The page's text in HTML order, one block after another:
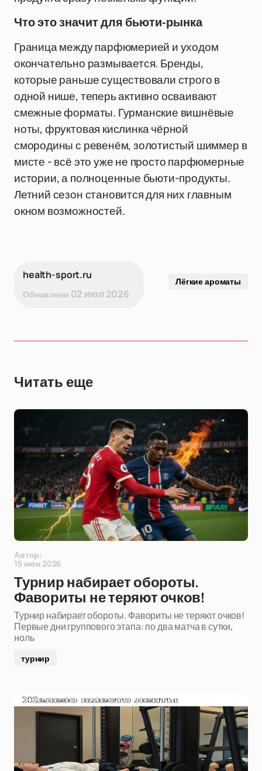
Что это значит для бьюти-рынка
Граница между парфюмерией и уходом
окончательно размывается. Бренды,
которые раньше существовали строго в
одной нише, теперь активно осваивают
смежные форматы. Гурманские вишнёвые
ноты, фруктовая кислинка чёрной
смородины с ревенём, золотистый шиммер в
мисте - всё это уже не просто парфюмерные
истории, а полноценные бьюти-продукты.
Летний сезон становится для них главным
окном возможностей.
health-sport.ru
Обновлено 02 июл 2026
Лёгкие ароматы
Читать еще
Автор:
15 июн 2026
Турнир набирает обороты.
Фавориты не теряют очков!
Турнир набирает обороты. Фавориты не теряют очков!
Первые дни группового этапа: по два матча в сутки,
ноль
турнир